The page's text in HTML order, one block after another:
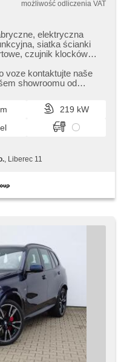
możliwość odliczenia VAT
elektryczna
siatka ścianki
czujnik klocków
bezklíčové
zawieszenie
voze kontaktujte naše
showroomu od
219 kW
, Liberec 11